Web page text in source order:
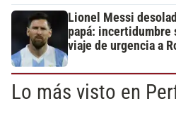
Lionel Messi
papá:
viaje de urgencia a
Lo más visto en